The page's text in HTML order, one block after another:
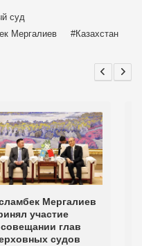
суд
Мергалиев Казахстан
Мергалиев
участие
глав
судов